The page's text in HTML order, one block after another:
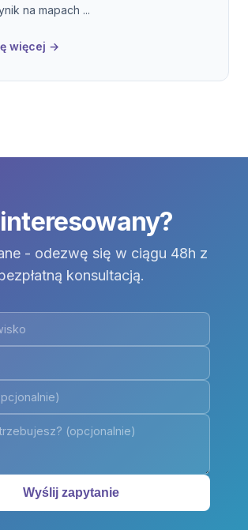
na mapach ...
więcej →
- odezwę się w ciągu 48h z
konsultacją.
Wyślij zapytanie